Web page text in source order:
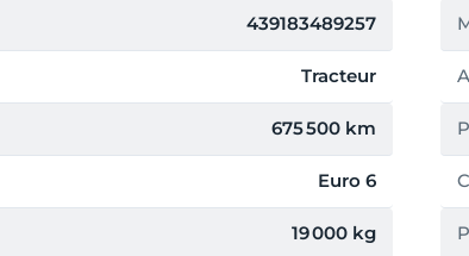
439183489257
Tracteur
675 500 km
Euro 6
19 000 kg